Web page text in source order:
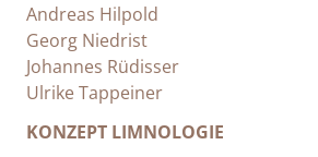
Andreas Hilpold
Georg Niedrist
Johannes Rüdisser
Ulrike Tappeiner
KONZEPT LIMNOLOGIE